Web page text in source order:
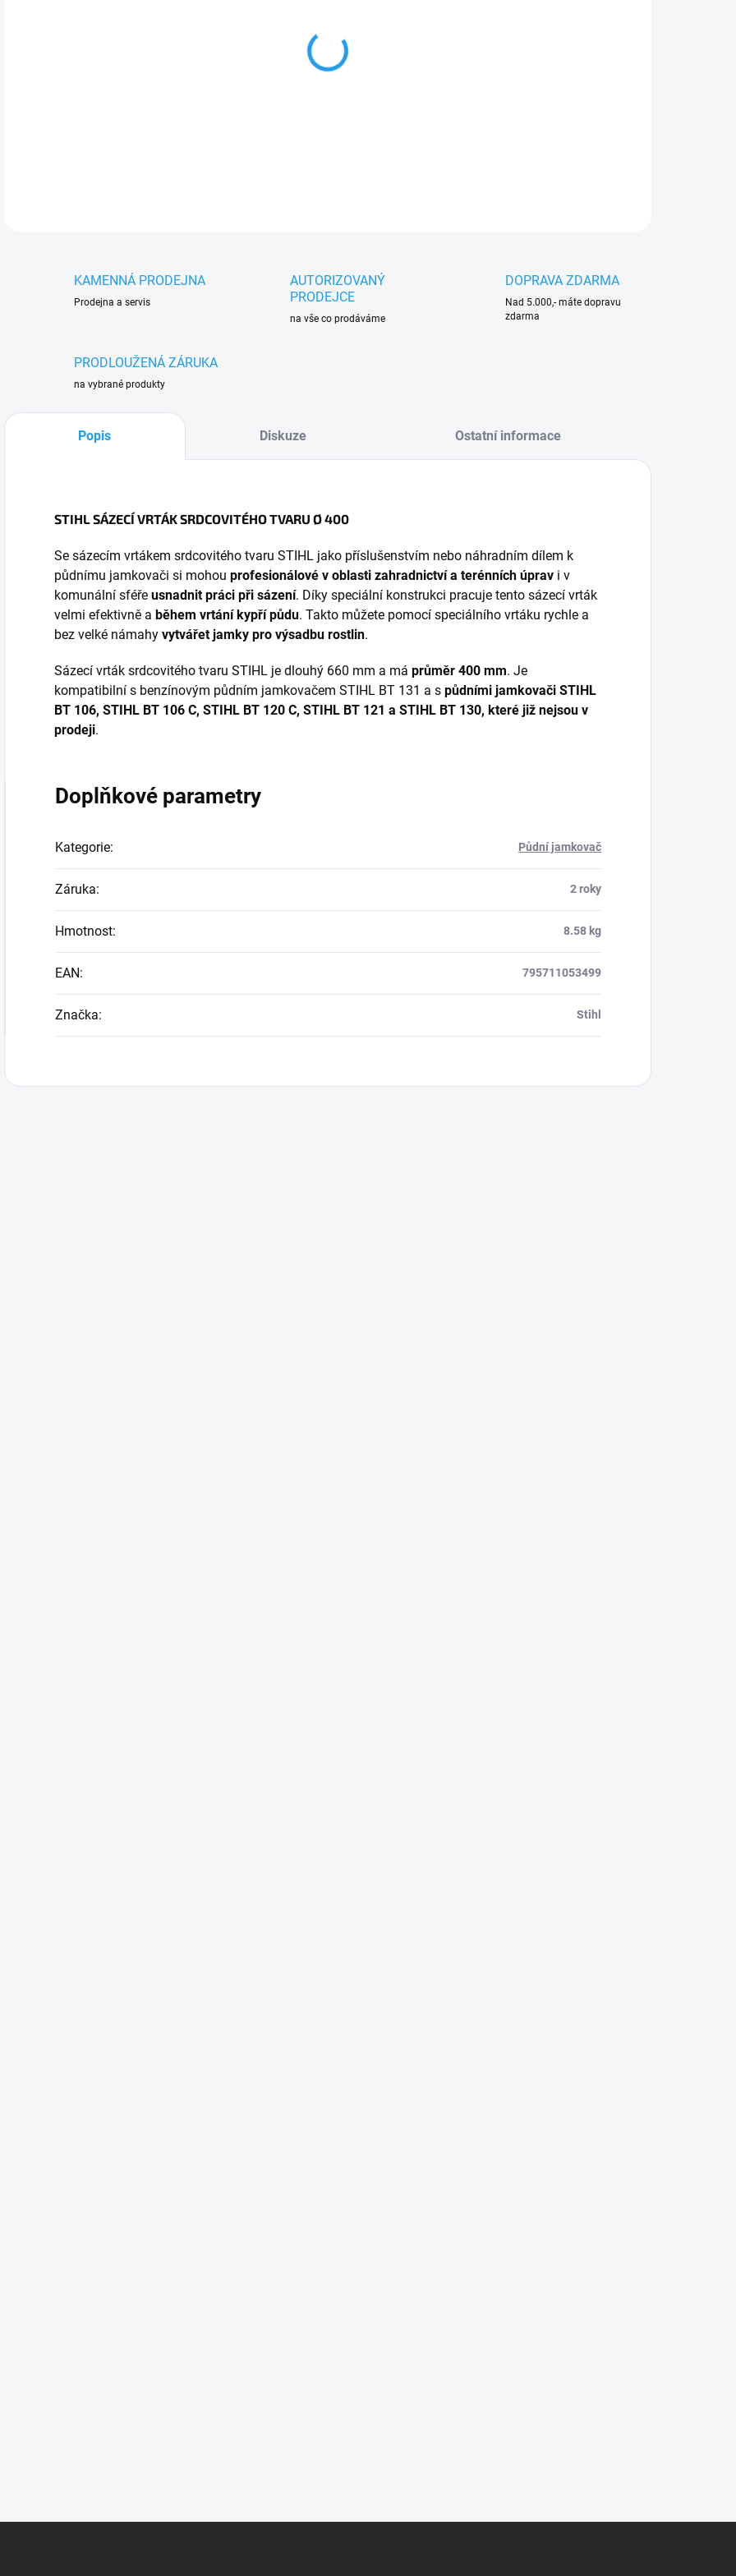
KAMENNÁ PRODEJNA
Prodejna a servis
AUTORIZOVANÝ
PRODEJCE
na vše co prodáváme
DOPRAVA ZDARMA
Nad 5.000,- máte dopravu
zdarma
PRODLOUŽENÁ ZÁRUKA
na vybrané produkty
Popis Diskuze Ostatní informace
STIHL SÁZECÍ VRTÁK SRDCOVITÉHO TVARU Ø 400
Se sázecím vrtákem srdcovitého tvaru STIHL jako příslušenstvím nebo náhradním dílem k
půdnímu jamkovači si mohou profesionálové v oblasti zahradnictví a terénních úprav i v
komunální sféře usnadnit práci při sázení. Díky speciální konstrukci pracuje tento sázecí vrták
velmi efektivně a během vrtání kypří půdu. Takto můžete pomocí speciálního vrtáku rychle a
bez velké námahy vytvářet jamky pro výsadbu rostlin.
Sázecí vrták srdcovitého tvaru STIHL je dlouhý 660 mm a má průměr 400 mm. Je
kompatibilní s benzínovým půdním jamkovačem STIHL BT 131 a s půdními jamkovači STIHL
BT 106, STIHL BT 106 C, STIHL BT 120 C, STIHL BT 121 a STIHL BT 130, které již nejsou v
prodeji.
Doplňkové parametry
Kategorie: Půdní jamkovač
Záruka: 2 roky
Hmotnost: 8.58 kg
EAN: 795711053499
Značka: Stihl